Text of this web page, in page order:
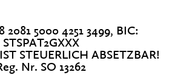
2081 5000 4251 3499, BIC:
STSPAT2GXXX
STEUERLICH ABSETZBAR!
Nr. SO 13262